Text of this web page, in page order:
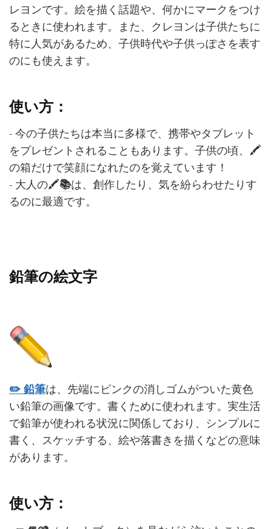
レヨンです。絵を描く話題や、何かにマークをつけ
るときに使われます。また、クレヨンは子供たちに
特に人気があるため、子供時代や子供っぽさを表す
のにも使えます。
使い方：
- 今の子供たちは本当に多様で、携帯やタブレット
をプレゼントされることもあります。子供の頃、🖍️
の箱だけで笑顔になれたのを覚えています！
- 大人の🖍️📚は、創作したり、気を紛らわせたりす
るのに最適です。
鉛筆の絵文字
✏️ 鉛筆は、先端にピンクの消しゴムがついた黄色
い鉛筆の画像です。書くために使われます。実生活
で鉛筆が使われる状況に関係しており、シンプルに
書く、スケッチする、絵や落書きを描くなどの意味
があります。
使い方：